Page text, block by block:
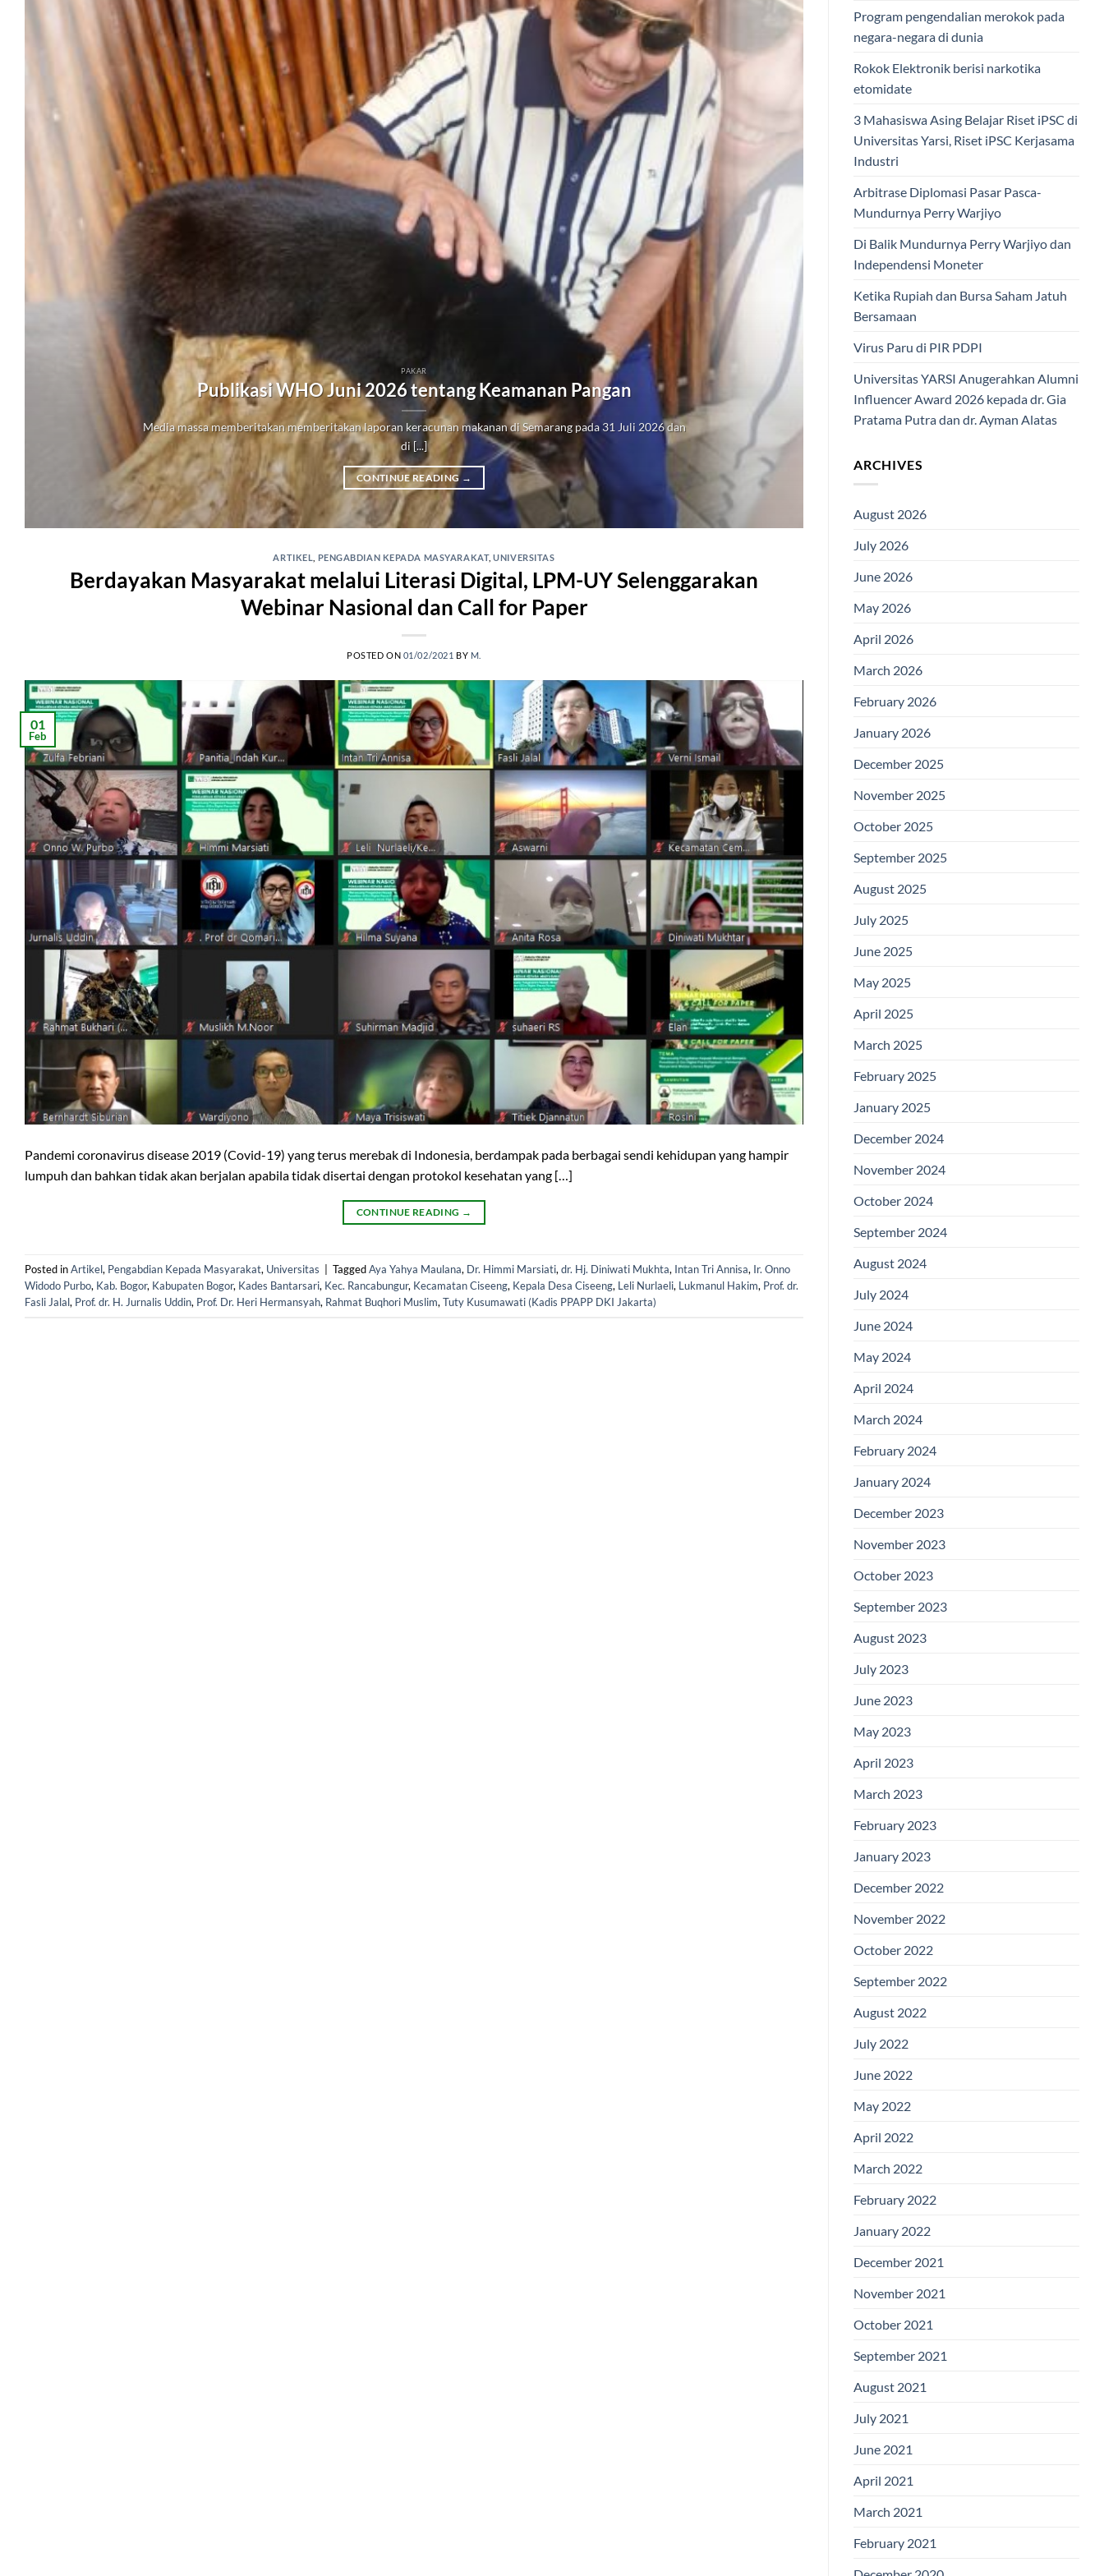
PAKAR
Publikasi WHO Juni 2026 tentang Keamanan Pangan
Media massa memberitakan memberitakan laporan keracunan makanan di Semarang pada 31 Juli 2026 dan
di [...]
CONTINUE READING →
ARTIKEL PENGABDIAN KEPADA MASYARAKAT,UNIVERSITAS
Berdayakan Masyarakat melalui Literasi Digital, LPM-UY Selenggarakan
Webinar Nasional dan Call for Paper
POSTED ON 01/02/2021 BY M.
01
Feb
Pandemi coronavirus disease 2019 (Covid-19) yang terus merebak di Indonesia, berdampak pada berbagai sendi kehidupan yang hampir
lumpuh dan bahkan tidak akan berjalan apabila tidak disertai dengan protokol kesehatan yang […]
CONTINUE READING →
Posted inArtikel, Pengabdian Kepada Masyarakat, Universitas TaggedAya Yahya Maulana, Dr. Himmi Marsiati, dr. Hj. Diniwati Mukhta, Intan Tri Annisa, Ir. Onno
Widodo Purbo, Kab. Bogor, Kabupaten Bogor, Kades Bantarsari, Kec. Rancabungur, Kecamatan Ciseeng, Kepala Desa Ciseeng, Leli Nurlaeli, Lukmanul Hakim, Prof. dr.
Fasli Jalal, Prof. dr. H. Jurnalis Uddin, Prof. Dr. Heri Hermansyah, Rahmat Buqhori Muslim, Tuty Kusumawati (Kadis PPAPP DKI Jakarta)
Program pengendalian merokok pada
negara-negara di dunia
Rokok Elektronik berisi narkotika
etomidate
3 Mahasiswa Asing Belajar Riset iPSC di
Universitas Yarsi, Riset iPSC Kerjasama
Industri
Arbitrase Diplomasi Pasar Pasca-
Mundurnya Perry Warjiyo
Di Balik Mundurnya Perry Warjiyo dan
Independensi Moneter
Ketika Rupiah dan Bursa Saham Jatuh
Bersamaan
Virus Paru di PIR PDPI
Universitas YARSI Anugerahkan Alumni
Influencer Award 2026 kepada dr. Gia
Pratama Putra dan dr. Ayman Alatas
ARCHIVES
August 2026
July 2026
June 2026
May 2026
April 2026
March 2026
February 2026
January 2026
December 2025
November 2025
October 2025
September 2025
August 2025
July 2025
June 2025
May 2025
April 2025
March 2025
February 2025
January 2025
December 2024
November 2024
October 2024
September 2024
August 2024
July 2024
June 2024
May 2024
April 2024
March 2024
February 2024
January 2024
December 2023
November 2023
October 2023
September 2023
August 2023
July 2023
June 2023
May 2023
April 2023
March 2023
February 2023
January 2023
December 2022
November 2022
October 2022
September 2022
August 2022
July 2022
June 2022
May 2022
April 2022
March 2022
February 2022
January 2022
December 2021
November 2021
October 2021
September 2021
August 2021
July 2021
June 2021
April 2021
March 2021
February 2021